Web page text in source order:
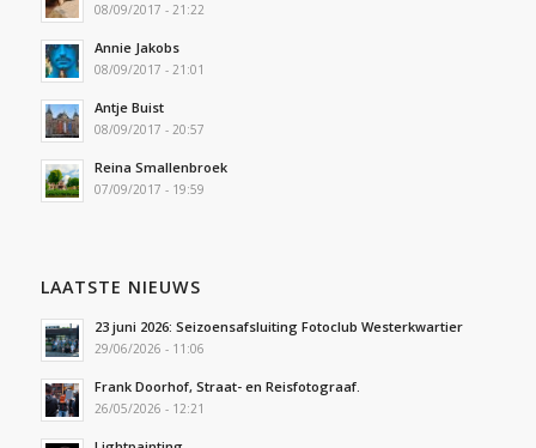
08/09/2017 - 21:22
Annie Jakobs
08/09/2017 - 21:01
Antje Buist
08/09/2017 - 20:57
Reina Smallenbroek
07/09/2017 - 19:59
LAATSTE NIEUWS
23 juni 2026: Seizoensafsluiting Fotoclub Westerkwartier
29/06/2026 - 11:06
Frank Doorhof, Straat- en Reisfotograaf.
26/05/2026 - 12:21